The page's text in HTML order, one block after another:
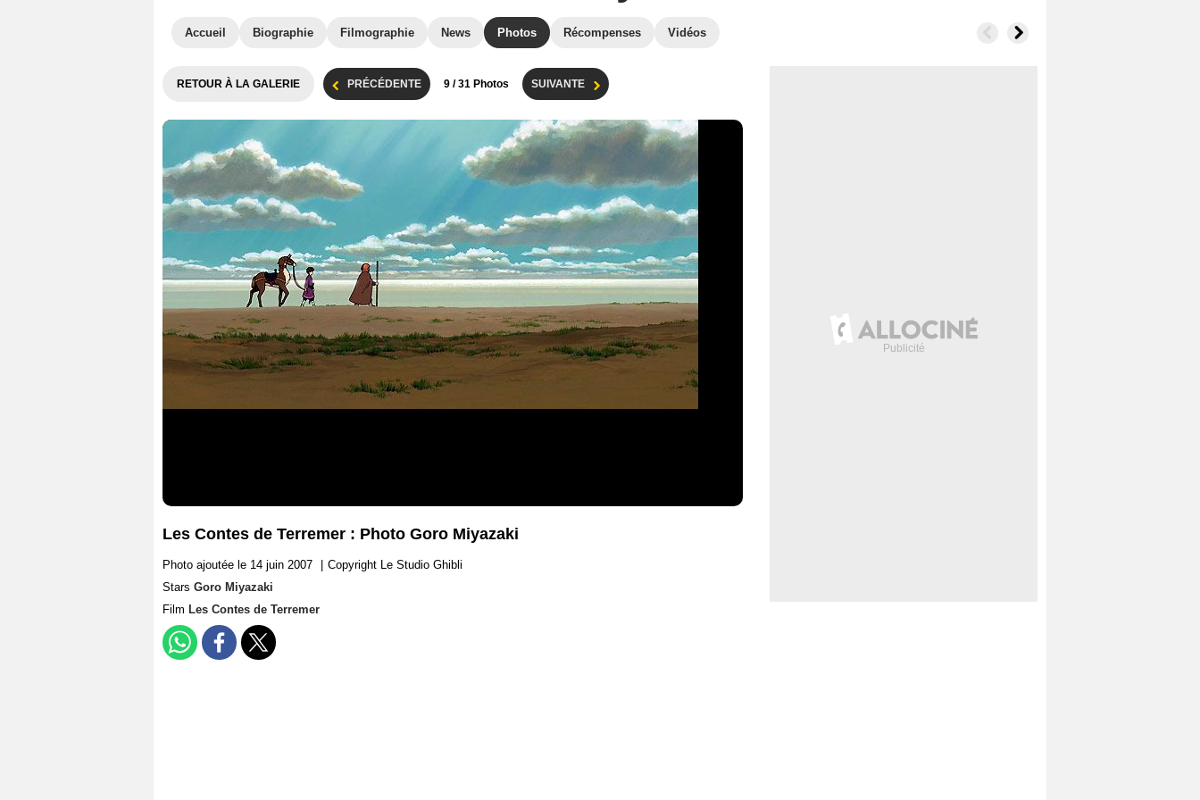
Accueil Biographie Filmographie News Photos Récompenses Vidéos
RETOUR À LA GALERIE PRÉCÉDENTE 9 / 31 Photos SUIVANTE
Les Contes de Terremer : Photo Goro Miyazaki
Photo ajoutée le 14 juin 2007
Copyright Le Studio Ghibli
Stars Goro Miyazaki
Film Les Contes de Terremer